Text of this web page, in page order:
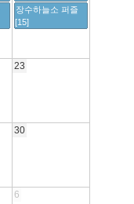
23
30
6
장수하늘소 퍼즐
[15]